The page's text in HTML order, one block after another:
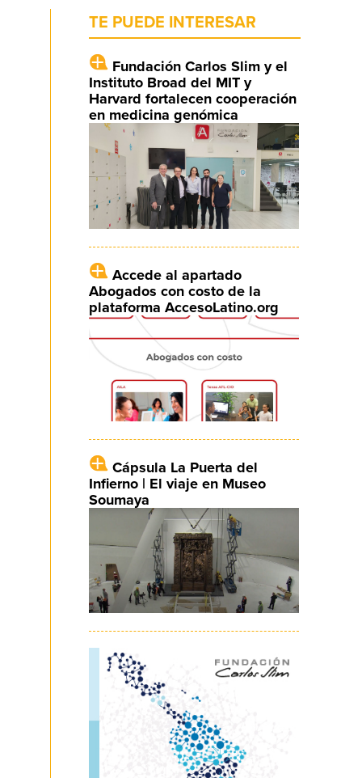
TE PUEDE INTERESAR
Fundación Carlos Slim y el
Instituto Broad del MIT y
Harvard fortalecen cooperación
en medicina genómica
Accede al apartado
Abogados con costo de la
plataforma AccesoLatino.org
Cápsula La Puerta del
Infierno | El viaje en Museo
Soumaya